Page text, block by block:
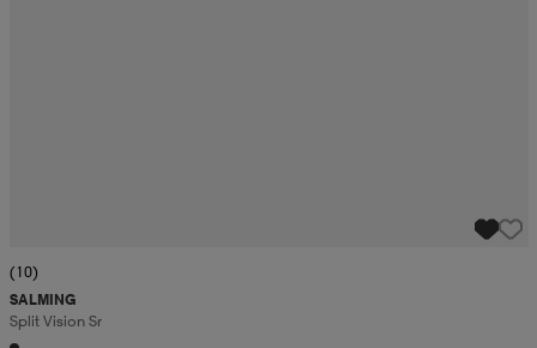
(10)
SALMING
Split Vision Sr